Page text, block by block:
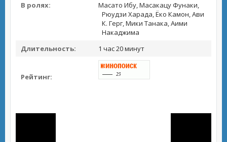
В ролях:
Масато Ибу, Масакацу Фунаки,
Рюудзи Харада, Ёко Камон, Ави
К. Герг, Мики Танака, Аими
Накаджима
Длительность:
1 час 20 минут
Рейтинг: